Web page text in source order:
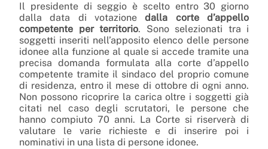
Il presidente di seggio è scelto entro 30 giorno
dalla data di votazionedalla corte d’appello
competente per territorio. Sono selezionati tra i
soggetti inseriti nell’apposito elenco delle persone
idonee alla funzione al quale si accede tramite una
precisa domanda formulata alla corte d’appello
competente tramite il sindaco del proprio comune
di residenza, entro il mese di ottobre di ogni anno.
Non possono ricoprire la carica oltre i soggetti già
citati nel caso degli scrutatori, le persone che
hanno compiuto 70 anni. La Corte si riserverà di
valutare le varie richieste e di inserire poi i
nominativi in una lista di persone idonee.